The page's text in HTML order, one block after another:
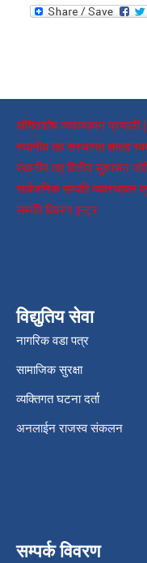
संचितकोष व्यवस्थापन
स्थानीय तह संस्थागत क्षमता
स्थानीय तह वित्तीय सुशासन
सार्वजनिक सम्पति व्यवस्थापन
सम्पति विवरण इन्ट्र
विद्युतिय सेवा
नागरिक वडा पत्र
सामाजिक सुरक्षा
व्यक्तिगत घटना दर्ता
अनलाईन राजस्व संकलन
सम्पर्क विवरण